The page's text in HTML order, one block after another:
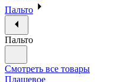
Пальто
Пальто
Смотреть все товары
Плащевое